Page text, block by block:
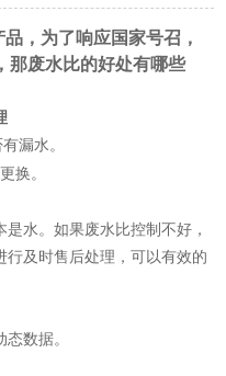
，为了响应国家号召，
那废水比的好处有哪些
漏水。
换。
水。如果废水比控制不好，
及时售后处理，可以有效的
数据。